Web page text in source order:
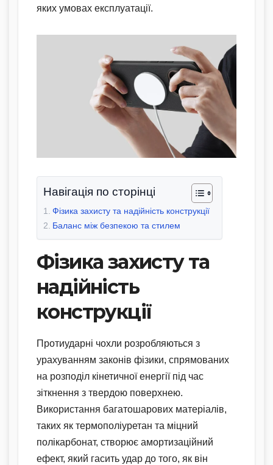
яких умовах експлуатації.
Навігація по сторінці
Фізика захисту та надійність конструкції
Баланс між безпекою та стилем
Фізика захисту та
надійність
конструкції
Протиударні чохли розробляються з
урахуванням законів фізики, спрямованих
на розподіл кінетичної енергії під час
зіткнення з твердою поверхнею.
Використання багатошарових матеріалів,
таких як термополіуретан та міцний
полікарбонат, створює амортизаційний
ефект, який гасить удар до того, як він